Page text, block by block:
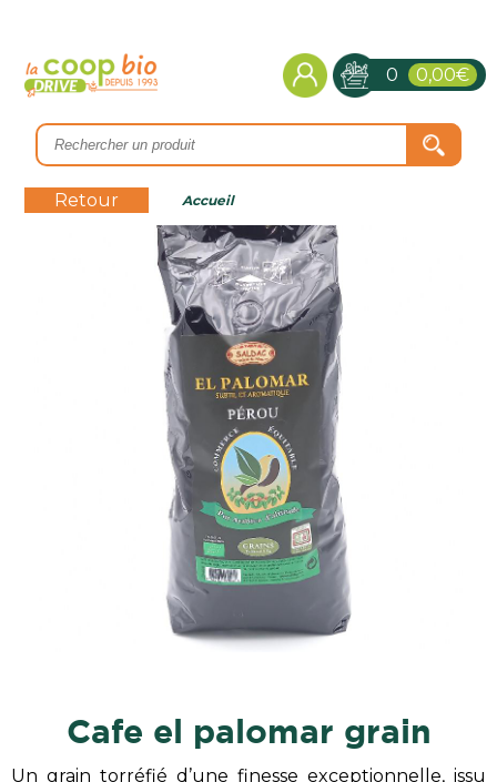
0 0,00€
Retour Accueil
cafe el palomar grain
Un grain torréfié d’une finesse exceptionnelle, issu